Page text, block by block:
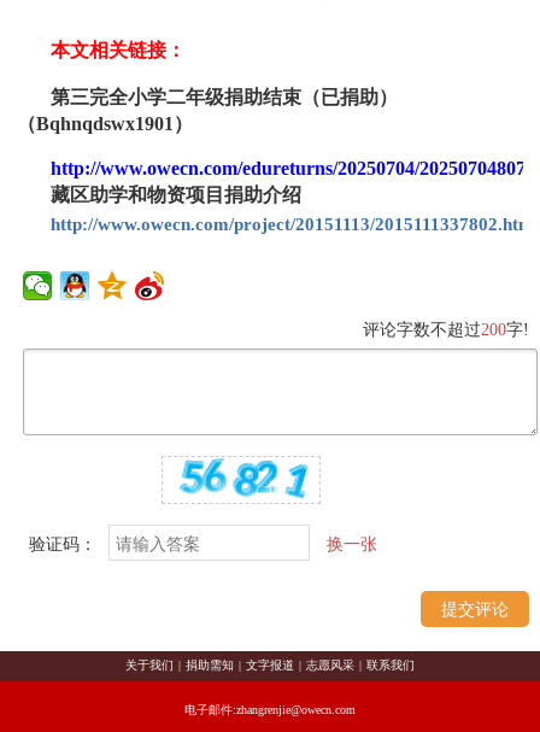
本文相关链接：
第三完全小学二年级捐助结束（已捐助）
（Bqhnqdswx1901 ）
http://www.owecn.com/edureturns/20250704/
藏区助学和物资项目捐助介绍
http://www.owecn.com/project/20151113/2015111337802.html
评论字数不超过200字!
验证码： 换一张
关于我们 | 捐助需知 | 文字报道 | 志愿风采 | 联系我们
电子邮件:zhangrenjie@owecn.com